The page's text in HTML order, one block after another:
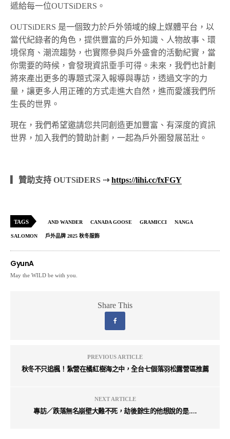
遞給每一位OUTSiDERS。
OUTSiDERS 是一個致力於戶外領域的線上媒體平台，以
當代紀錄者的角色，提供豐富的戶外知識、人物故事、環
境保育、潮流趨勢，也實際參與戶外盛會的活動紀實，當
你需要的時候，會發現資訊垂手可得。未來，我們也計劃
將來產出更多的專題式深入報導與專訪，透過文字的力
量，讓更多人用正確的方式走進大自然，進而愛護我們所
生長的世界。
現在，我們希望邀請您共同創造更加豐富、有深度的資訊
世界，加入我們的贊助計劃，一起為戶外圈發展茁壯。
▎贊助支持 OUTSiDERS ⇢https://lihi.cc/fxFGY
TAGS AND WANDER CANADA GOOSE GRAMICCI NANGA
SALOMON 戶外品牌 2025 秋冬服飾
GyunA
May the WILD be with you.
Share This
PREVIOUS ARTICLE
秋冬不只追楓！紮營在橘紅樹海之中，全台七個落羽松露營區推薦
NEXT ARTICLE
專訪／跌落無名崩壁大難不死，劫後餘生的他想說的是......